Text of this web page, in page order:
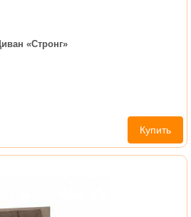
«Стронг»
Купить